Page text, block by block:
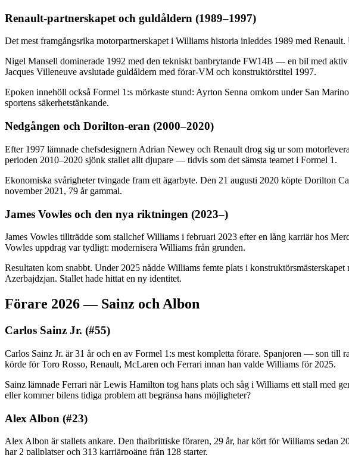
Renault-partnerskapet och guldåldern (1989–1997)
Det mest framgångsrika motorpartnerskapet i Williams historia inleddes 1989 med
Nigel Mansell dominerade 1992 med den tekniskt banbrytande FW14B — en bil med
Jacques Villeneuve avslutade guldåldern med förar-VM och konstruktörstitel 1997.
Epoken innehöll också Formel 1:s mörkaste stund: Ayrton Senna omkom under San
sportens säkerhetstänkande.
Nedgången och Dorilton-eran (2000–2020)
Efter 1997 lämnade chefsdesignern Adrian Newey och Renault drog sig ur som
perioden 2010–2020 sjönk stallet allt djupare — tidvis som det sämsta teamet i Formel 1.
Ekonomiska svårigheter tvingade fram ett ägarbyte. Den 21 augusti 2020 köpte Dorilton
november 2021, 79 år gammal.
James Vowles och den nya riktningen (2023–)
James Vowles tillträdde som stallchef Williams i februari 2023 efter en lång karriär hos
Vowles uppdrag var tydligt: modernisera Williams från grunden.
Resultaten kom snabbt. Under 2025 nådde Williams femte plats i
Azerbajdzjan. Stallet hade hittat en ny identitet.
Förare 2026 — Sainz och Albon
Carlos Sainz Jr. (#55)
Carlos Sainz Jr. är 31 år och en av Formel 1:s mest kompletta förare. Spanjoren — son
körde för Toro Rosso, Renault, McLaren och Ferrari innan han valde Williams för 2025.
Sainz lämnade Ferrari när Lewis Hamilton tog hans plats och såg i Williams ett stall med
eller kommer bilens tidiga problem att begränsa hans möjligheter?
Alex Albon (#23)
Alex Albon är stallets ankare. Den thaibrittiske föraren, 29 år, har kört för Williams sedan
har 2 pallplatser och 313 karriärpoäng från 128 starter.